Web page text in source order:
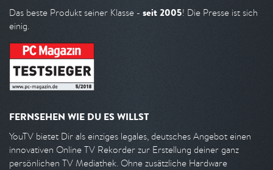
Das beste Produkt seiner Klasse - seit 2005! Die Presse ist sich
einig.
FERNSEHEN WIE DU ES WILLST
YouTV bietet Dir als einziges legales, deutsches Angebot einen
innovativen Online TV Rekorder zur Erstellung deiner ganz
persönlichen TV Mediathek. Ohne zusätzliche Hardware